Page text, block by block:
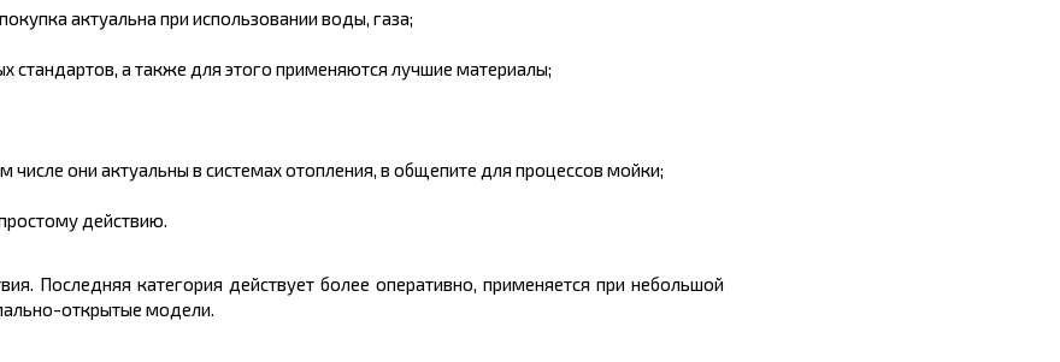
актуальна при использовании воды, газа;
стандартов, а также для этого применяются лучшие материалы;
они актуальны в системах отопления, в общепите для процессов мойки;
действию.
Последняя категория действует более оперативно, применяется при небольшой
открытые модели.